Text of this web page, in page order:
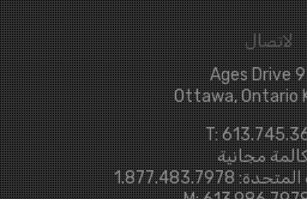
لاتصال
935
Ottawa, Ontario
T:
مجانية
1.877.483.7978